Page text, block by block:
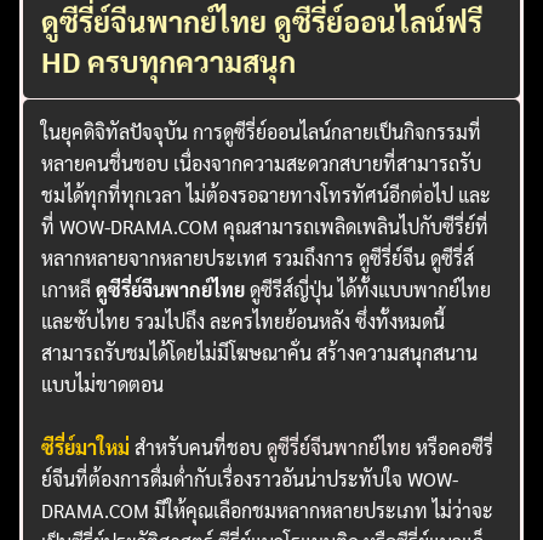
ดูซีรี่ย์จีนพากย์ไทย ดูซีรี่ย์ออนไลน์ฟรี
HD ครบทุกความสนุก
ในยุคดิจิทัลปัจจุบัน การดูซีรี่ย์ออนไลน์กลายเป็นกิจกรรมที่
หลายคนชื่นชอบ เนื่องจากความสะดวกสบายที่สามารถรับ
ชมได้ทุกที่ทุกเวลา ไม่ต้องรอฉายทางโทรทัศน์อีกต่อไป และ
ที่ WOW-DRAMA.COM คุณสามารถเพลิดเพลินไปกับซีรี่ย์ที่
หลากหลายจากหลายประเทศ รวมถึงการ ดูซีรี่ย์จีน ดูซีรี่ส์
เกาหลีดูซีรี่ย์จีนพากย์ไทยดูซีรีส์ญี่ปุ่น ได้ทั้งแบบพากย์ไทย
และซับไทย รวมไปถึง ละครไทยย้อนหลัง ซึ่งทั้งหมดนี้
สามารถรับชมได้โดยไม่มีโฆษณาคั่น สร้างความสนุกสนาน
แบบไม่ขาดตอน
ซีรี่ย์มาใหม่ สำหรับคนที่ชอบดูซีรี่ย์จีนพากย์ไทย หรือคอซีรี่
ย์จีนที่ต้องการดื่มด่ำกับเรื่องราวอันน่าประทับใจ WOW-
DRAMA.COM มีให้คุณเลือกชมหลากหลายประเภท ไม่ว่าจะ